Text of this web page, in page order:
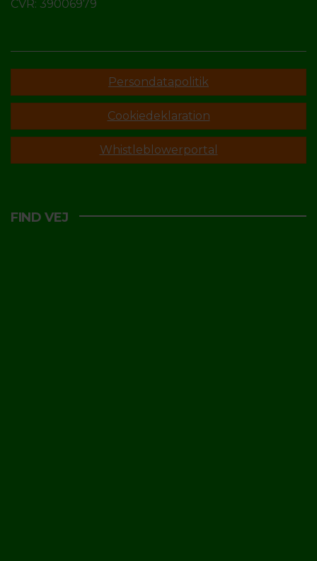
CVR: 39006979
Persondatapolitik
Cookiedeklaration
Whistleblowerportal
FIND VEJ